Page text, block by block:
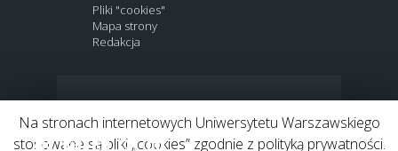
Pliki "cookies"
Mapa strony
Redakcja
Link do profilu Facebook
Link to Twitter profile
Link do kanału Youtube
Link do profilu Instagram
Link do profilu LinkedIn
Na stronach internetowych Uniwersytetu Warszawskiego
stosowane są pliki „cookies” zgodnie z polityką prywatności.